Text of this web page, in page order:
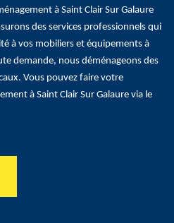
à Saint Clair Sur Galaure
des services professionnels qui
à vos mobiliers et équipements à
demande, nous déménageons des
Vous pouvez faire votre
à Saint Clair Sur Galaure via le